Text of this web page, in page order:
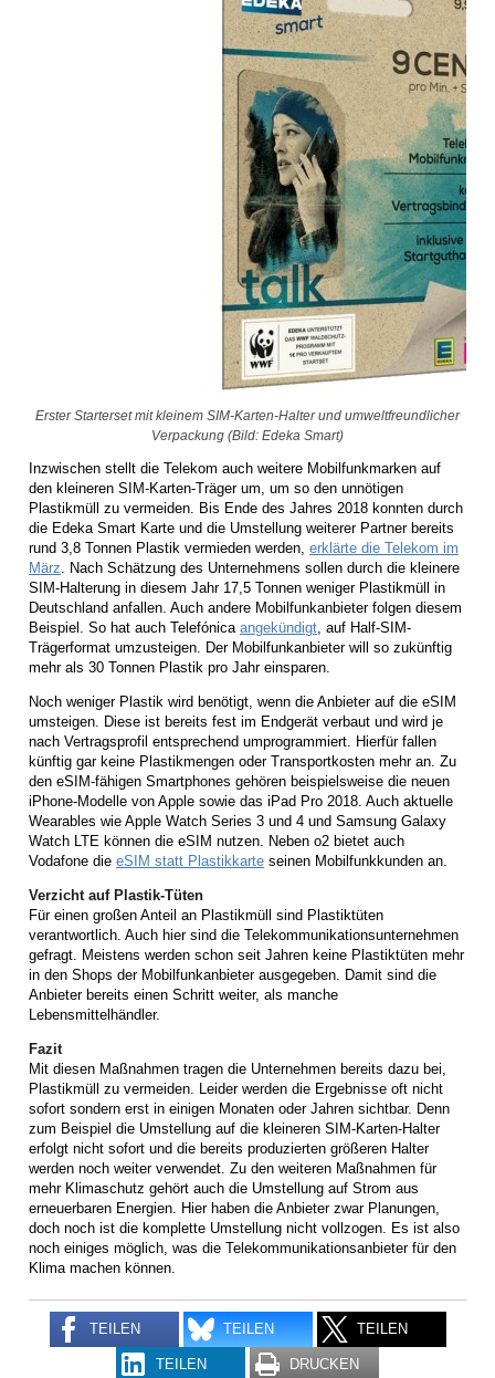
Erster Starterset mit kleinem SIM-Karten-Halter und umweltfreundlicher
Verpackung (Bild: Edeka Smart)
Inzwischen stellt die Telekom auch weitere Mobilfunkmarken auf
den kleineren SIM-Karten-Träger um, um so den unnötigen
Plastikmüll zu vermeiden. Bis Ende des Jahres 2018 konnten durch
die Edeka Smart Karte und die Umstellung weiterer Partner bereits
rund 3,8 Tonnen Plastik vermieden werden, erklärte die Telekom im
März . Nach Schätzung des Unternehmens sollen durch die kleinere
SIM-Halterung in diesem Jahr 17,5 Tonnen weniger Plastikmüll in
Deutschland anfallen. Auch andere Mobilfunkanbieter folgen diesem
Beispiel. So hat auch Telefónica angekündigt , auf Half-SIM-
Trägerformat umzusteigen. Der Mobilfunkanbieter will so zukünftig
mehr als 30 Tonnen Plastik pro Jahr einsparen.
Noch weniger Plastik wird benötigt, wenn die Anbieter auf die eSIM
umsteigen. Diese ist bereits fest im Endgerät verbaut und wird je
nach Vertragsprofil entsprechend umprogrammiert. Hierfür fallen
künftig gar keine Plastikmengen oder Transportkosten mehr an. Zu
den eSIM-fähigen Smartphones gehören beispielsweise die neuen
iPhone-Modelle von Apple sowie das iPad Pro 2018. Auch aktuelle
Wearables wie Apple Watch Series 3 und 4 und Samsung Galaxy
Watch LTE können die eSIM nutzen. Neben o2 bietet auch
Vodafone die eSIM statt Plastikkarte seinen Mobilfunkkunden an.
Verzicht auf Plastik-Tüten
Für einen großen Anteil an Plastikmüll sind Plastiktüten
verantwortlich. Auch hier sind die Telekommunikationsunternehmen
gefragt. Meistens werden schon seit Jahren keine Plastiktüten mehr
in den Shops der Mobilfunkanbieter ausgegeben. Damit sind die
Anbieter bereits einen Schritt weiter, als manche
Lebensmittelhändler.
Fazit
Mit diesen Maßnahmen tragen die Unternehmen bereits dazu bei,
Plastikmüll zu vermeiden. Leider werden die Ergebnisse oft nicht
sofort sondern erst in einigen Monaten oder Jahren sichtbar. Denn
zum Beispiel die Umstellung auf die kleineren SIM-Karten-Halter
erfolgt nicht sofort und die bereits produzierten größeren Halter
werden noch weiter verwendet. Zu den weiteren Maßnahmen für
mehr Klimaschutz gehört auch die Umstellung auf Strom aus
erneuerbaren Energien. Hier haben die Anbieter zwar Planungen,
doch noch ist die komplette Umstellung nicht vollzogen. Es ist also
noch einiges möglich, was die Telekommunikationsanbieter für den
Klima machen können.
TEILEN TEILEN TEILEN
TEILEN DRUCKEN